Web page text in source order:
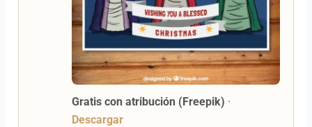
Gratis con atribución (Freepik) ·
Descargar